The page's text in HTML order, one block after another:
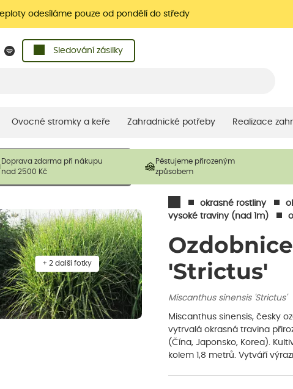
odesíláme pouze od pondělí do středy
Sledování zásilky
Ovocné stromky a keře Zahradnické potřeby Realizace
Doprava zdarma při nákupu
nad 2500 Kč
Pěstujeme přirozeným
způsobem
okrasné rostliny
vysoké traviny (nad 1m)
'Strictus'
Miscanthus sinensis 'Strictus'
Miscanthus sinensis, česky
vytrvalá okrasná travina
(Čína, Japonsko, Korea).
kolem 1,8 metrů. Vytváří
na sezónnosti mohou být
níže, než je uvedená
+ 2 další fotky